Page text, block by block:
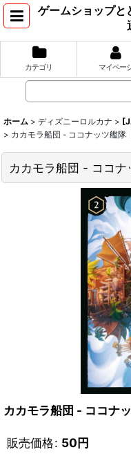
ゲームショップと
カテゴリ マイペー
ホーム > ディズニーロルカナ >
> カカモラ船団 - ココナッツ艦
カカモラ船団 - ココ
カカモラ船団 - ココ
販売価格: 50円